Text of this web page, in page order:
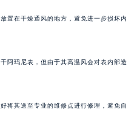
置在干燥通风的地方，避免进一步损坏内
阿玛尼表，但由于其高温风会对表内部造
将其送至专业的维修点进行修理，避免自